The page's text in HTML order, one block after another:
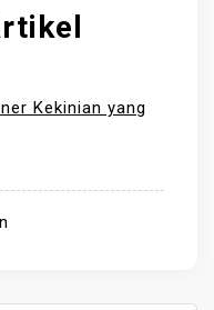
Kekinian yang